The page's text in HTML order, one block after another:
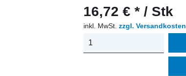
16,72 € * / Stk
inkl. MwSt.zzgl. Versandkosten